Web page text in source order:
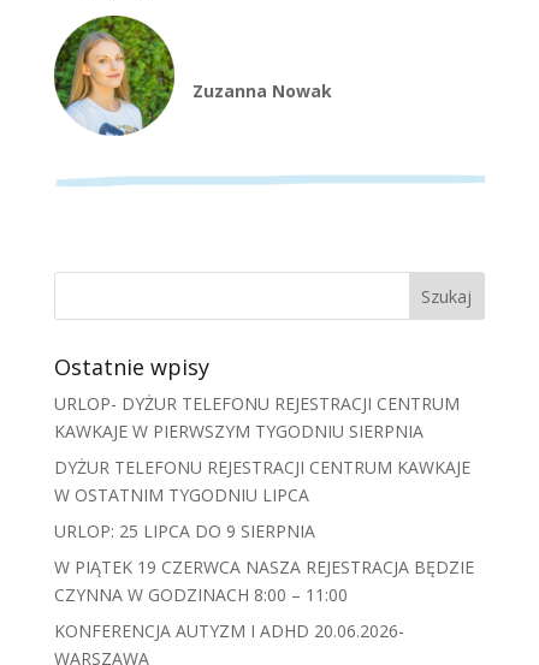
Zuzanna Nowak
Ostatnie wpisy
URLOP- DYŻUR TELEFONU REJESTRACJI CENTRUM
KAWKAJE W PIERWSZYM TYGODNIU SIERPNIA
DYŻUR TELEFONU REJESTRACJI CENTRUM KAWKAJE
W OSTATNIM TYGODNIU LIPCA
URLOP: 25 LIPCA DO 9 SIERPNIA
W PIĄTEK 19 CZERWCA NASZA REJESTRACJA BĘDZIE
CZYNNA W GODZINACH 8:00 – 11:00
KONFERENCJA AUTYZM I ADHD 20.06.2026-
WARSZAWA